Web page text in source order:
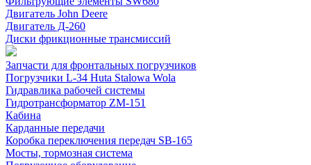
Двигатель John Deere
Двигатель Д-260
Диски фрикционные трансмиссий
Запчасти для фронтальных погрузчиков
Погрузчики L-34 Huta Stalowa Wola
Гидравлика рабочей системы
Гидротрансформатор ZM-151
Кабина
Карданные передачи
Коробка переключения передач SB-165
Мосты, тормозная система